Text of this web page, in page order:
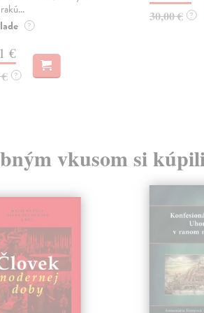
?
€
?
30,00 € ?
vkusom si